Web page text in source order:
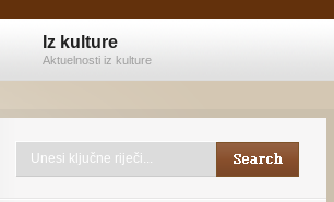
Iz kulture
Aktuelnosti iz kulture